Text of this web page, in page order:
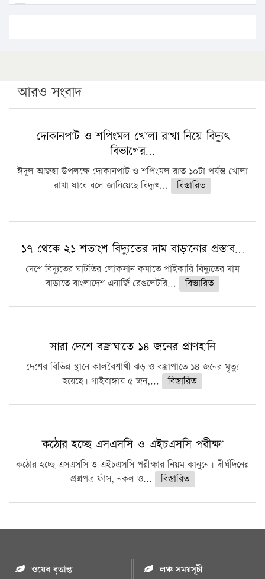
এবার লঞ্চের ভাড়া বাড়ল
পিএইচডি করছেন কুয়েটের কৃতি…
সারা দেশে বজ্রাঘাতে ১৪ জনের প্রাণহানি
কঠোর হচ্ছে এসএসসি ও এইচএসসি পরীক্ষা
ফরিদগঞ্জে আগুনে পুড়লো ৬ ব্যবসা প্রতিষ্ঠান
আরও সংবাদ
দোকানপাট ও শপিংমল খোলা রাখা নিয়ে বিদ্যুৎ
বিভাগের…
ঈদুল আজহা উপলক্ষে দোকানপাট ও শপিংমল রাত ১০টা পর্যন্ত খোলা
রাখা যাবে বলে জানিয়েছে বিদ্যুৎ...
বিস্তারিত
১৭ থেকে ২১ শতাংশ বিদ্যুতের দাম বাড়ানোর প্রস্তাব…
দেশে বিদ্যুতের ঘাটতির লোকসান কমাতে পাইকারি বিদ্যুতের দাম
বাড়াতে বাংলাদেশ এনার্জি রেগুলেটরি...
বিস্তারিত
সারা দেশে বজ্রাঘাতে ১৪ জনের প্রাণহানি
দেশের বিভিন্ন স্থানে কালবৈশাখী ঝড় ও বজ্রাপাতে ১৪ জনের মৃত্যু
হয়েছে। গাইবান্ধায় ৫ জন,...
বিস্তারিত
কঠোর হচ্ছে এসএসসি ও এইচএসসি পরীক্ষা
কঠোর হচ্ছে এসএসসি ও এইচএসসি পরীক্ষার নিয়ম কানুনে। দীর্ঘদিনের
প্রশ্নপত্র ফাঁস, নকল ও...
বিস্তারিত
ওয়েব বৃত্তান্ত
লঞ্চ সময়সূচী